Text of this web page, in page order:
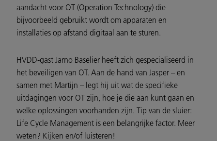
aandacht voor OT (Operation Technology) die
bijvoorbeeld gebruikt wordt om apparaten en
installaties op afstand digitaal aan te sturen.
HVDD-gast Jarno Baselier heeft zich gespecialiseerd in
het beveiligen van OT. Aan de hand van Jasper – en
samen met Martijn – legt hij uit wat de specifieke
uitdagingen voor OT zijn, hoe je die aan kunt gaan en
welke oplossingen voorhanden zijn. Tip van de sluier:
Life Cycle Management is een belangrijke factor. Meer
weten? Kijken en/of luisteren!